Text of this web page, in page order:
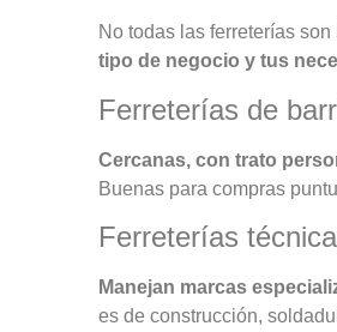
No todas las ferreterías
tipo de negocio y tus
Ferreterías de
Cercanas, con trato
Buenas para compras
Ferreterías
Manejan marcas
es de construcción,